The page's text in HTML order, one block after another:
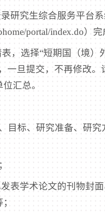
研究生综合服务平台
portal/index.do）
，选择“短期国（境
一旦提交，不再修改
汇总。
目标、研究准备、研
表学术论文的刊物封